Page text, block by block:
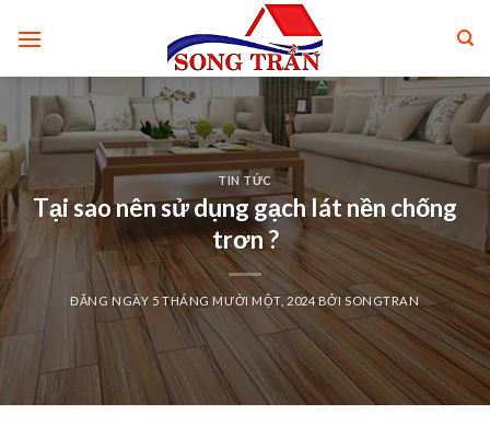
TIN TỨC
Tại sao nên sử dụng gạch lát nền chống
trơn ?
ĐĂNG NGÀY 5 THÁNG MƯỜI MỘT, 2024BỞISONGTRAN